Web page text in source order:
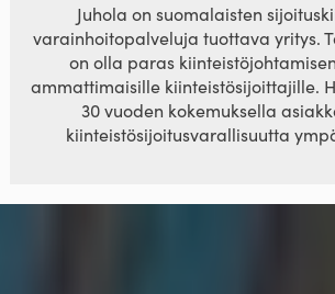
Juhola on suomalaisten
varainhoitopalveluja tuottava yritys.
on olla paras
ammattimaisille kiinteistösijoittajille.
30 vuoden kokemuksella
kiinteistösijoitusvarallisuutta